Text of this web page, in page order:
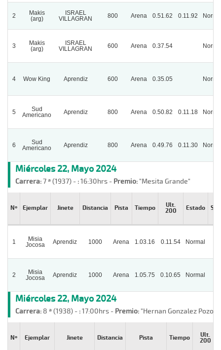
2
Makis
(arg)
ISRAEL
VILLAGRAN
800 Arena 0.51.62 0.11.92
3
Makis
(arg)
ISRAEL
VILLAGRAN
600 Arena 0.37.54
4 Wow King Aprendiz 600 Arena 0.35.05
5
Sud
Americano
Aprendiz 800 Arena 0.50.82 0.11.18
6
Sud
Americano
Aprendiz 800 Arena 0.49.76 0.11.30
Miércoles 22, Mayo 2024
Carrera:7 ª (1937) - :16:30hrs - Premio: "Mesita Grande"
Nº Ejemplar Jinete Distancia Pista Tiempo
Ult.
200
Estado
1
Misia
Jocosa
Aprendiz 1000 Arena 1.03.16 0.11.54 Normal
2
Misia
Jocosa
Aprendiz 1000 Arena 1.05.75 0.10.65 Normal
Miércoles 22, Mayo 2024
Carrera: 8 ª (1938) - :17:00hrs - Premio: "Hernan Gonzalez Pozo"
Nº Ejemplar Jinete Distancia Pista Tiempo
Ult.
200